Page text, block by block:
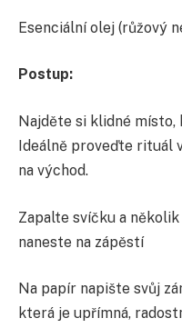
Esenciální olej (růžový
Postup:
Najděte si klidné místo,
Ideálně proveďte rituál
na východ.
Zapalte svíčku a
naneste na zápěstí
Na papír napište svůj
která je upřímná,